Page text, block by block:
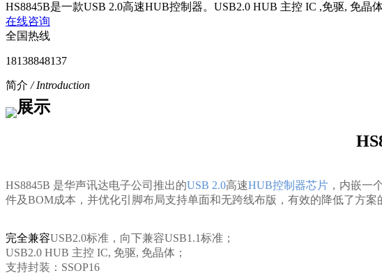
HS8845B是一款USB 2.0高速HUB控制器。USB2.0 HUB 主控 IC ,免驱, 免晶体
在线咨询
全国热线
18138848137
简介 / Introduction
HS8845B 是华声讯达电子公司推出的USB 2.0高速HUB控制器芯片 ，内嵌一
件及BOM成本， 并优化引脚布局支持单面和无跨线布版，有效的降低了方
完全兼容USB2.0标准，向下兼容USB1.1标准；
USB2.0 HUB 主控 IC, 免驱, 免晶体；
支持封装： SSOP16